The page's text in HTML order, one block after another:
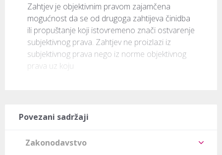
Zahtjev je objektivnim pravom zajamčena
mogućnost da se od drugoga zahtijeva činidba
ili propuštanje koji istovremeno znači ostvarenje
subjektivnog prava. Zahtjev ne proizlazi iz
subjektivnog prava nego iz norme objektivnog
prava uz koju
Povezani sadržaji
Zakonodavstvo